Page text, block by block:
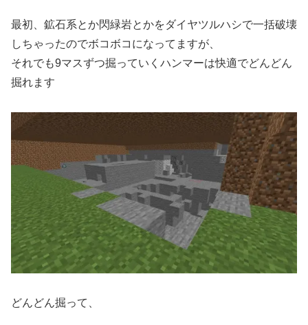
最初、鉱石系とか閃緑岩とかをダイヤツルハシで一括破壊
しちゃったのでボコボコになってますが、
それでも9マスずつ掘っていくハンマーは快適でどんどん
掘れます
どんどん掘って、